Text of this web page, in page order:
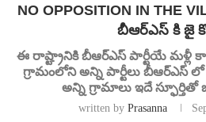
NO OPPOSITION IN THE
బీఆర్ఎస్ కి జై
ఈ రాష్ట్రానికి బీఆర్ఎస్ పార్టీయే మళ్లీ
గ్రామంలోని అన్ని పార్టీలు బీఆర్ఎస్
అన్ని గ్రామాలు ఇదే
written by Prasanna